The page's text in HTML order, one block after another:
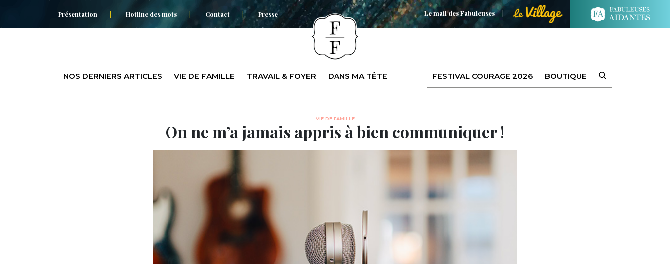
Présentation Hotline des mots Contact Presse Le mail des Fabuleuses
NOS DERNIERS ARTICLES VIE DE FAMILLE TRAVAIL & FOYER DANS MA TÊTE FESTIVAL COURAGE 2026 BOUTIQUE
VIE DE FAMILLE
On ne m’a jamais appris à bien communiquer !